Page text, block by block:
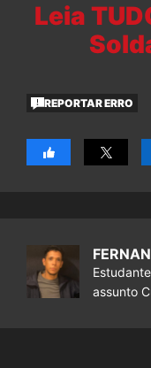
Leia
REPORTAR ERRO
assunto